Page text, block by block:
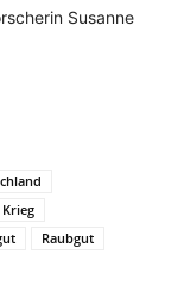
Susanne
Krieg
Raubgut